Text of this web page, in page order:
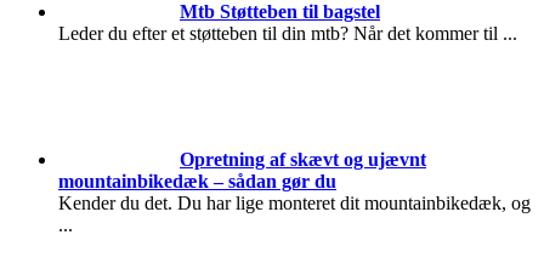
Mtb Støtteben til bagstel
Leder du efter et støtteben til din mtb? Når det kommer til ...
Opretning af skævt og ujævnt
mountainbikedæk – sådan gør du
Kender du det. Du har lige monteret dit mountainbikedæk, og
...